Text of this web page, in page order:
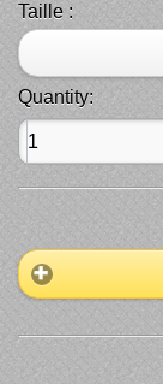
Taille :
Quantity: